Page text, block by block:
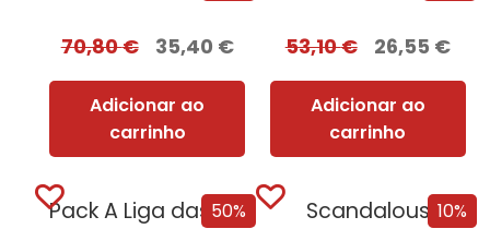
70,80€ 35,40 €
Adicionar ao
carrinho
53,10€ 26,55 €
Adicionar ao
carrinho
50%
Pack A Liga das Mulheres Extraordinárias 10%
Scandalous